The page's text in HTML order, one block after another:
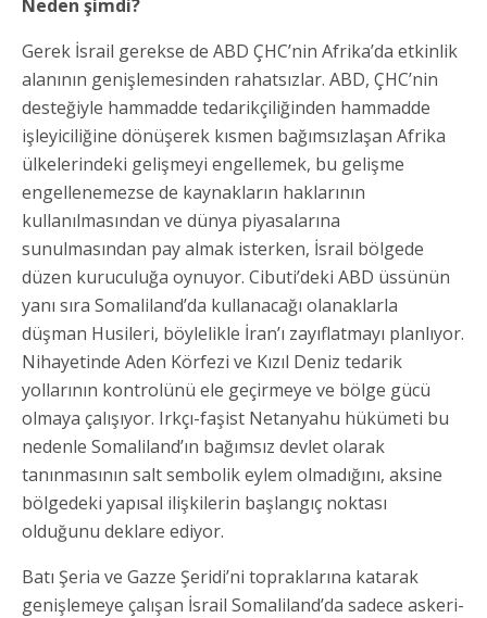
Neden şimdi?
Gerek İsrail gerekse de ABD ÇHC’nin Afrika’da etkinlik
alanının genişlemesinden rahatsızlar. ABD, ÇHC’nin
desteğiyle hammadde tedarikçiliğinden hammadde
işleyiciliğine dönüşerek kısmen bağımsızlaşan Afrika
ülkelerindeki gelişmeyi engellemek, bu gelişme
engellenemezse de kaynakların haklarının
kullanılmasından ve dünya piyasalarına
sunulmasından pay almak isterken, İsrail bölgede
düzen kuruculuğa oynuyor. Cibuti’deki ABD üssünün
yanı sıra Somaliland’da kullanacağı olanaklarla
düşman Husileri, böylelikle İran’ı zayıflatmayı planlıyor.
Nihayetinde Aden Körfezi ve Kızıl Deniz tedarik
yollarının kontrolünü ele geçirmeye ve bölge gücü
olmaya çalışıyor. Irkçı-faşist Netanyahu hükümeti bu
nedenle Somaliland’ın bağımsız devlet olarak
tanınmasının salt sembolik eylem olmadığını, aksine
bölgedeki yapısal ilişkilerin başlangıç noktası
olduğunu deklare ediyor.
Batı Şeria ve Gazze Şeridi’ni topraklarına katarak
genişlemeye çalışan İsrail Somaliland’da sadece askeri-